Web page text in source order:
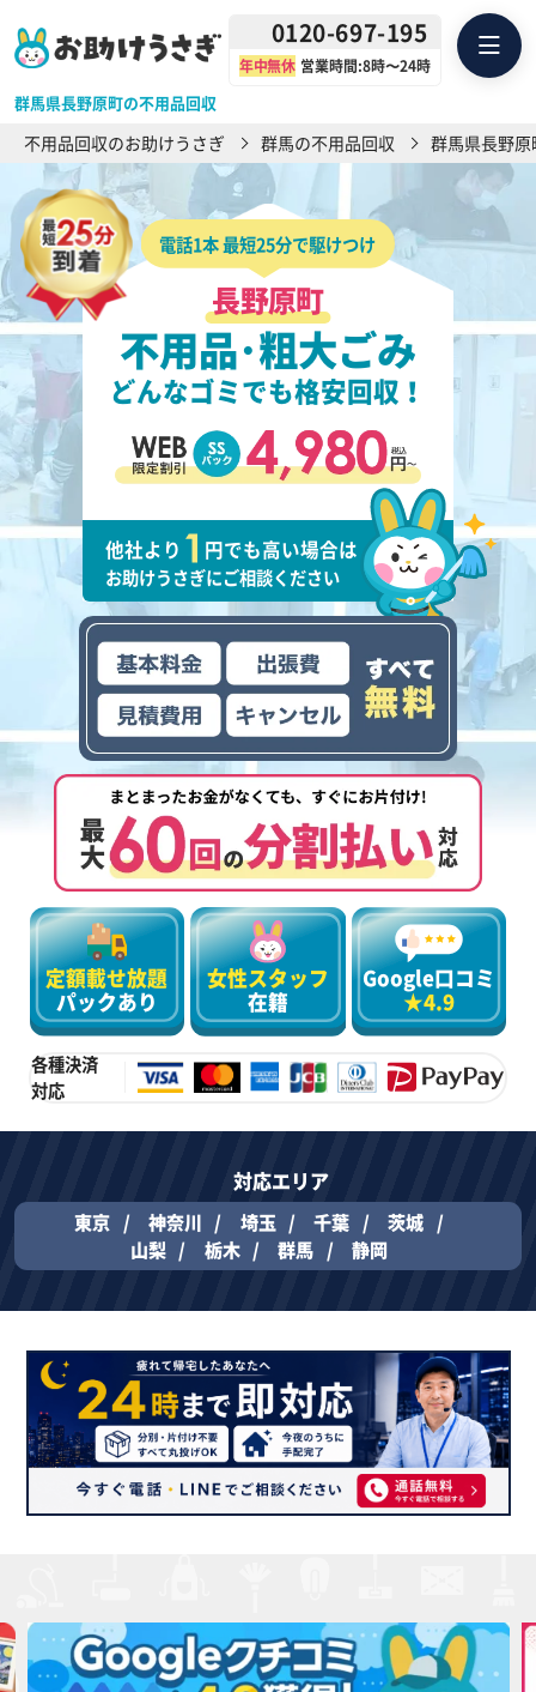
群馬県長野原町の不用品回収
0120-697-195
年中無休 営業時間:8時〜24時
不用品回収のお助けうさぎ 群馬の不用品回収 群馬県長野
電話1本 最短25分で駆けつけ
長野原町
不用品･粗大ごみ
どんなゴミでも格安回収！
他社より 円でも高い場合は
お助けうさぎにご相談ください
定額載せ放題
パックあり
女性スタッフ
在籍
Google口コミ
★4.9
各種決済
対応
対応エリア
東京 神奈川 埼玉 千葉
茨城
山梨
栃木 群馬 静岡